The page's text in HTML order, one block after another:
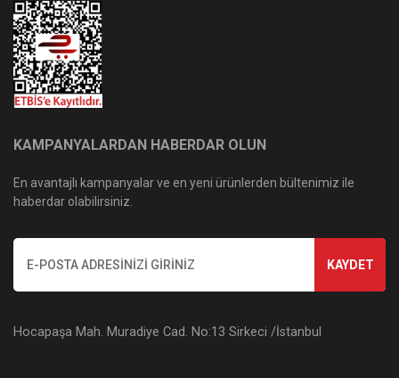
KAMPANYALARDAN HABERDAR OLUN
En avantajlı kampanyalar ve en yeni ürünlerden bültenimiz ile
haberdar olabilirsiniz.
KAYDET
Hocapaşa Mah. Muradiye Cad. No:13 Sirkeci /İstanbul